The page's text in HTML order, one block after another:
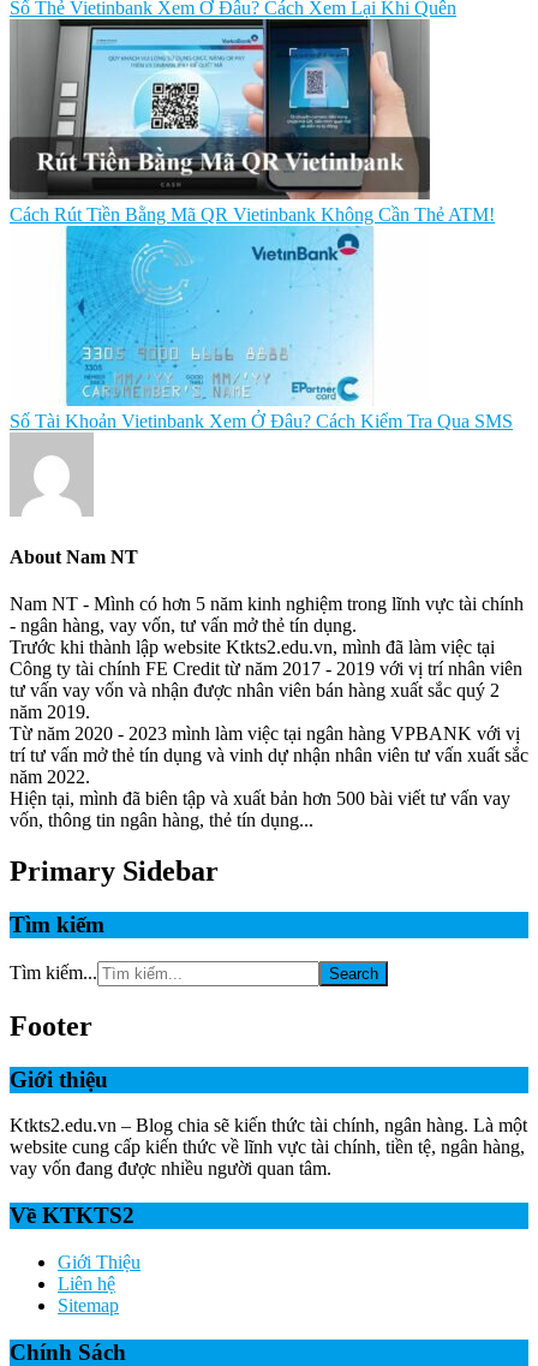
Số Thẻ Vietinbank Xem Ở Đâu? Cách Xem Lại Khi Quên
Cách Rút Tiền Bằng Mã QR Vietinbank Không Cần Thẻ ATM!
Số Tài Khoản Vietinbank Xem Ở Đâu? Cách Kiểm Tra Qua SMS
About Nam NT
Nam NT - Mình có hơn 5 năm kinh nghiệm trong lĩnh vực tài chính
- ngân hàng, vay vốn, tư vấn mở thẻ tín dụng.
Trước khi thành lập website Ktkts2.edu.vn, mình đã làm việc tại
Công ty tài chính FE Credit từ năm 2017 - 2019 với vị trí nhân viên
tư vấn vay vốn và nhận được nhân viên bán hàng xuất sắc quý 2
năm 2019.
Từ năm 2020 - 2023 mình làm việc tại ngân hàng VPBANK với vị
trí tư vấn mở thẻ tín dụng và vinh dự nhận nhân viên tư vấn xuất sắc
năm 2022.
Hiện tại, mình đã biên tập và xuất bản hơn 500 bài viết tư vấn vay
vốn, thông tin ngân hàng, thẻ tín dụng...
Primary Sidebar
Tìm kiếm
Tìm kiếm...
Footer
Giới thiệu
Ktkts2.edu.vn – Blog chia sẽ kiến thức tài chính, ngân hàng. Là một
website cung cấp kiến thức về lĩnh vực tài chính, tiền tệ, ngân hàng,
vay vốn đang được nhiều người quan tâm.
Về KTKTS2
Giới Thiệu
Liên hệ
Sitemap
Chính Sách